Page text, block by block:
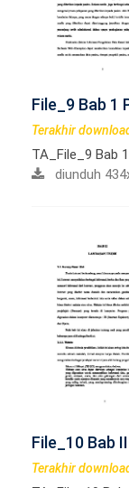
File_9 Bab 1
Terakhir
TA_File_9 Bab
diunduh
File_10 Bab
Terakhir